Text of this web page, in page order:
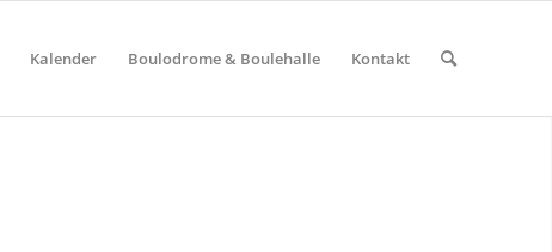
Kalender Boulodrome & Boulehalle Kontakt